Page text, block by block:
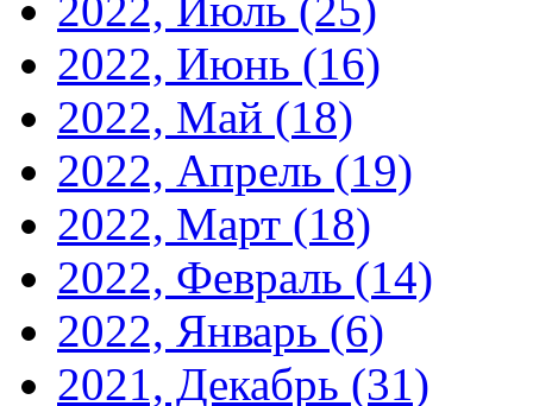
2022, Июль (25)
2022, Июнь (16)
2022, Май (18)
2022, Апрель (19)
2022, Март (18)
2022, Февраль (14)
2022, Январь (6)
2021, Декабрь (31)